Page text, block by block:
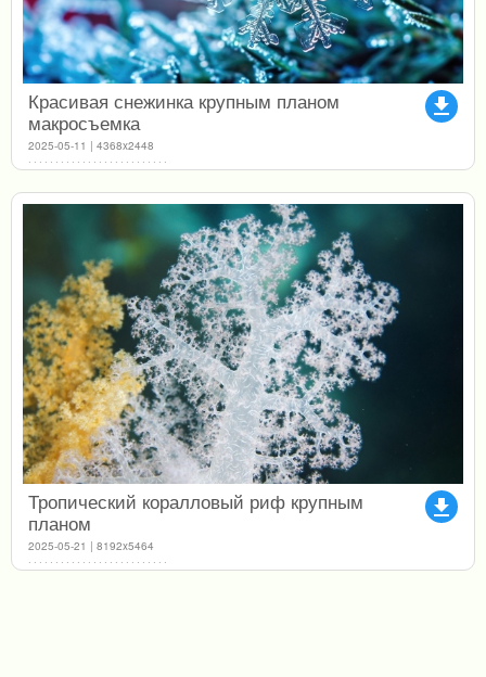
file_download
Красивая снежинка крупным планом
макросъемка
2025-05-11 | 4368x2448
file_download
Тропический коралловый риф крупным
планом
2025-05-21 | 8192x5464